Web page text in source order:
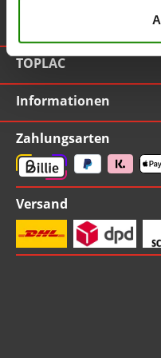
TOPLAC
Informationen
Zahlungsarten
Versand